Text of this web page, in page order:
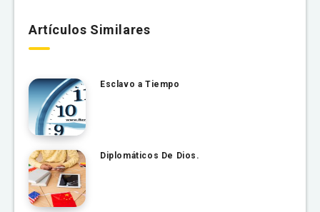
Artículos Similares
Esclavo a Tiempo
Diplomáticos De Dios.